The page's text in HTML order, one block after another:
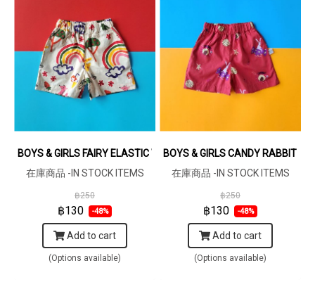
BOYS & GIRLS FAIRY ELASTIC WAISTBAND SHORTS CREAM /
在庫商品 -IN STOCK ITEMS
฿250
฿130 -48%
Add to cart
(Options available)
BOYS & GIRLS CANDY RABBIT
在庫商品 -IN STOCK ITEMS
฿250
฿130 -48%
Add to cart
(Options available)